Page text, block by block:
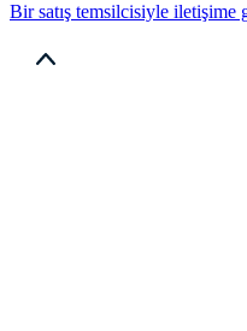
Bir satış temsilcisiyle iletişime